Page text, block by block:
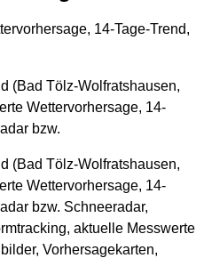
14-Tage-Trend,
(Bad Tölz-Wolfratshausen,
Wettervorhersage, 14-
bzw.
(Bad Tölz-Wolfratshausen,
Wettervorhersage, 14-
bzw. Schneeradar,
aktuelle Messwerte
Vorhersagekarten,